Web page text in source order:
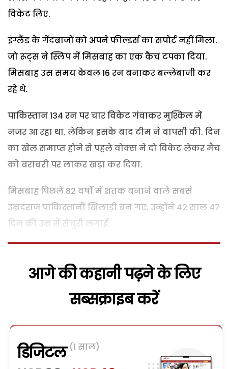
विकेट लिए.
इंग्लैंड के गेंदबाजों को अपने फील्डर्स का सपोर्ट नहीं मिला.
जो रूट्स ने स्लिप में मिसबाह का एक कैच टपका दिया.
मिसबाह उस समय केवल 16 रन बनाकर बल्लेबाजी कर
रहे थे.
पाकिस्तान 134 रन पर चार विकेट गंवाकर मुश्किल में
नजर आ रहा था. लेकिन इसके बाद टीम ने वापसी की. दिन
का खेल समाप्त होने से पहले वोक्स ने दो विकेट लेकर मैच
को बराबरी पर लाकर खड़ा कर दिया.
मिसबाह पिछले 82 वर्षों में शतक बनाने वाले सबसे
उम्रदराज पाकिस्तानी खिलाड़ी बन गए. उन्होंने 42 साल 47
दिन की उम्र में सेंचुरी लगाई.
आगे की कहानी पढ़ने के लिए
सब्सक्राइब करें
डिजिटल (1 साल)